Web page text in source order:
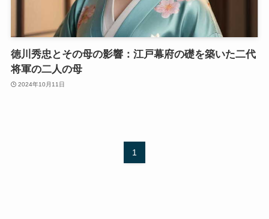
徳川秀忠とその母の影響：江戸幕府の礎を築いた二代
将軍の二人の母
2024年10月11日
1